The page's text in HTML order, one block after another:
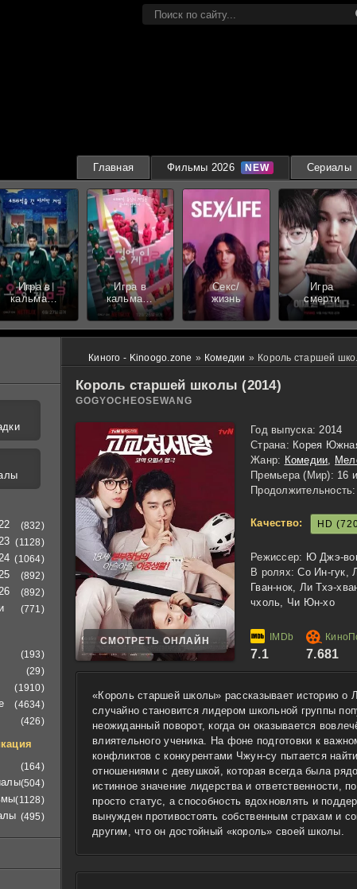
Главная Фильмы 2026 Сериалы
Игра в
кальмара
3 сезон
Игра в
кальмара
2 сезон
Секс/
жизнь
Игра
смерти
Киного - Kinoogo.zone » Комедии » Король старшей
Король старшей школы (2014)
GOGYOCHEOSEWANG
СМОТРЕТЬ ОНЛАЙН
Год выпуска: 2014
Страна: Корея
Жанр: Комедии,
Премьера (Мир): 16
Продолжительность:
Качество: HD
Режиссер: Ю Джэ-
В ролях: Со Ин-гук,
Гван-нок, Ли Тхэ-
чхоль, Чи Юн-хо
7.1 7.681
«Король старшей школы» рассказывает историю о
случайно становится лидером школьной группы
неожиданный поворот, когда он оказывается
влиятельного ученика. На фоне подготовки к
конфликтов с конкурентами Чжун-су пытается
отношениями с девушкой, которая всегда была
истинное значение лидерства и ответственности,
просто статус, а способность вдохновлять и
вынужден противостоять собственным страхам и
другим, что он достойный «король» своей школы.
(832)
(1128)
(1064)
(892)
(892)
(771)
(193)
(29)
(1910)
(4634)
(426)
(164)
(504)
(1128)
(495)